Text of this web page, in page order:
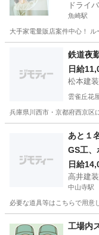
ドライ
魚崎駅
大手家電量販店案件中心！
魚崎駅
鉄道夜
日給
松本建装
雲雀丘花
兵庫県川西市・京都府西京区
雲雀丘
あと１
GS工、
日給
高井建装
中山寺駅
必要な道具等はこちらで用
中山寺駅
工場内